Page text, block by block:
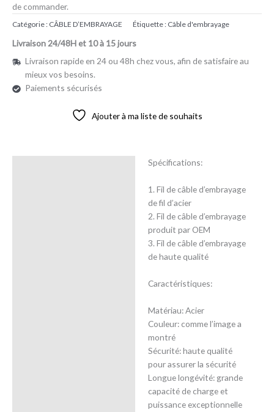
de commander.
Catégorie : CÂBLE D’EMBRAYAGE Étiquette : Câble d'embrayage
Livraison 24/48H et 10 à 15 jours
Livraison rapide en 24 ou 48h chez vous, afin de satisfaire au
mieux vos besoins.
Paiements sécurisés
Ajouter à ma liste de souhaits
Spécifications:
1. Fil de câble d’embrayage
de fil d’acier
2. Fil de câble d’embrayage
produit par OEM
3. Fil de câble d’embrayage
de haute qualité
Caractéristiques:
Matériau: Acier
Couleur: comme l’image a
montré
Sécurité: haute qualité
pour assurer la sécurité
Longue longévité: grande
capacité de charge et
puissance exceptionnelle